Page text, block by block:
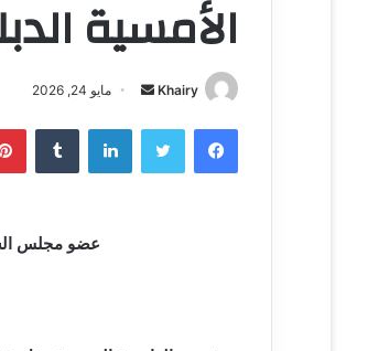
الأمسية
Khairy
أ
ل
مايو 24, 2026
فيسبوك تويتر لينكدإن ‏Tumblr
عضو مجلس